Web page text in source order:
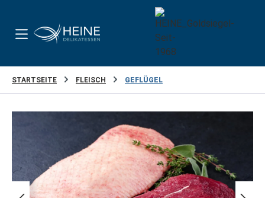
STARTSEITE FLEISCH GEFLÜGEL